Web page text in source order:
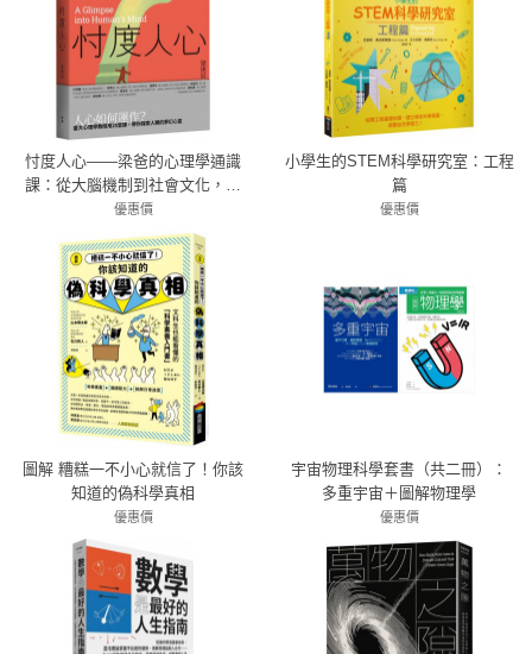
忖度人心——梁爸的心理學通識
課：從大腦機制到社會文化，探
索認知、情緒與意識的人心運作
之謎
優惠價
79折 435元
小學生的STEM科學研究室：工程
篇
優惠價
圖解 糟糕一不小心就信了！你該
知道的偽科學真相
優惠價
宇宙物理科學套書（共二冊）：
多重宇宙＋圖解物理學
優惠價
72折 504元